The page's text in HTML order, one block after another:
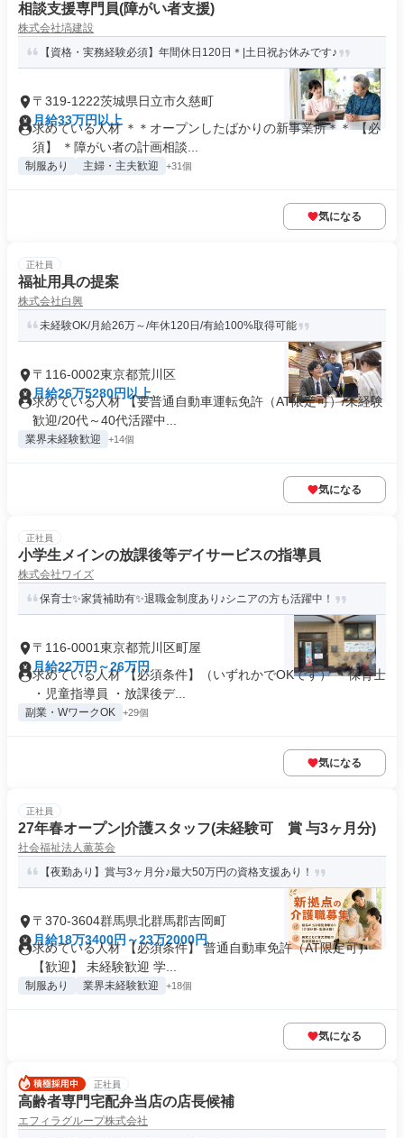
相談支援専門員(障がい者支援)
株式会社塙建設
【資格・実務経験必須】年間休日120日＊|土日祝お休みです♪
〒319-1222茨城県日立市久慈町
月給33万円以上
求めている人材 ＊＊オープンしたばかりの新事業所＊＊ 【必
須】 ＊障がい者の計画相談...
制服あり 主婦・主夫歓迎 +31個
気になる
正社員
福祉用具の提案
株式会社白興
未経験OK/月給26万～/年休120日/有給100%取得可能
〒116-0002東京都荒川区
月給26万5280円以上
求めている人材 【要普通自動車運転免許（AT限定可）/未経験
歓迎/20代～40代活躍中...
業界未経験歓迎 +14個
気になる
正社員
小学生メインの放課後等デイサービスの指導員
株式会社ワイズ
保育士✨家賃補助有✨退職金制度あり♪シニアの方も活躍中！
〒116-0001東京都荒川区町屋
月給22万円～26万円
求めている人材 【必須条件】（いずれかでOKです） ・保育士
・児童指導員 ・放課後デ...
副業・WワークOK +29個
気になる
正社員
27年春オープン|介護スタッフ(未経験可 賞 与3ヶ月分)
社会福祉法人薫英会
【夜勤あり】賞与3ヶ月分♪最大50万円の資格支援あり！
〒370-3604群馬県北群馬郡吉岡町
月給18万3400円～23万2000円
求めている人材 【必須条件】 普通自動車免許（AT限定可）
【歓迎】 未経験歓迎 学...
制服あり 業界未経験歓迎 +18個
気になる
正社員
高齢者専門宅配弁当店の店長候補
エフィラグループ株式会社